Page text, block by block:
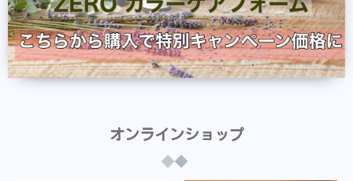
オンラインショップ